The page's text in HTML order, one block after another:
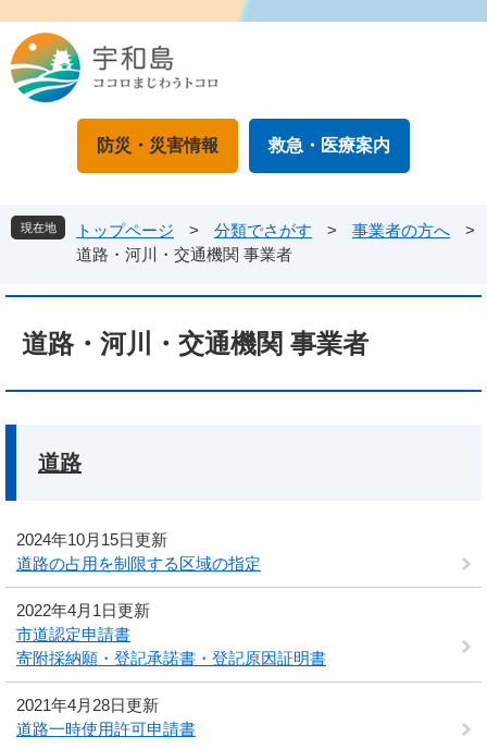
ジ
の
ュ
ー
本
文
防災・災害情報 救急・医療案内
現在地 トップページ > 分類でさがす > 事業者の方へ
>
道路・河川・交通機関 事業者
道路・河川・交通機関 事業者
道路
2024年10月15日更新
道路の占用を制限する区域の指定
2022年4月1日更新
市道認定申請書
寄附採納願・登記承諾書・登記原因証明書
2021年4月28日更新
道路一時使用許可申請書